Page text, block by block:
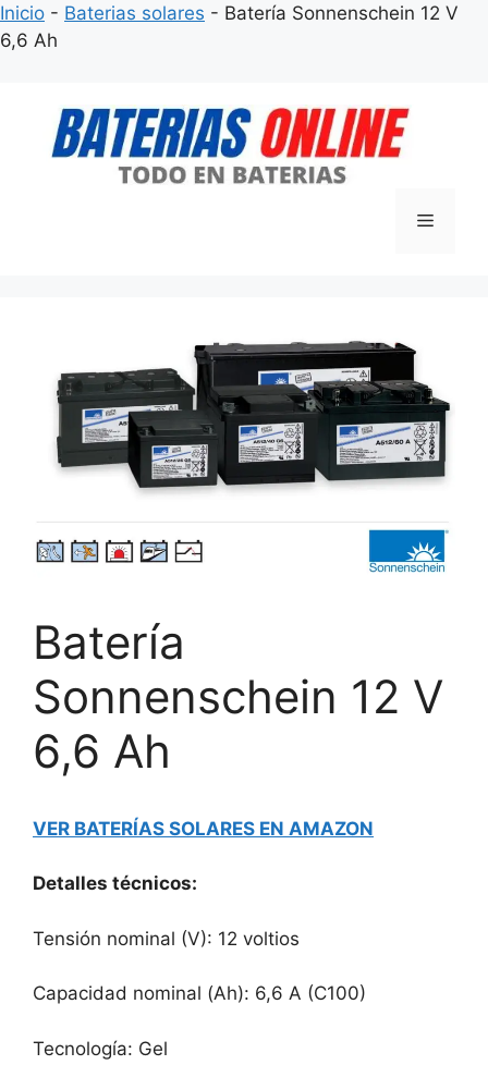
Inicio - Baterias solares - Batería Sonnenschein 12 V
6,6 Ah
contenido
Menú
Batería
Sonnenschein 12 V
6,6 Ah
VER BATERÍAS SOLARES EN AMAZON
Detalles técnicos:
Tensión nominal (V): 12 voltios
Capacidad nominal (Ah): 6,6 A (C100)
Tecnología: Gel